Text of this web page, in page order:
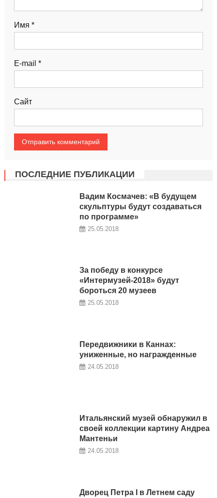
Имя *
E-mail *
Сайт
ПОСЛЕДНИЕ ПУБЛИКАЦИИ
Вадим Космачев: «В будущем
скульптуры будут создаваться
по программе»
25.05.2018
За победу в конкурсе
«Интермузей-2018» будут
бороться 20 музеев
25.05.2018
Передвижники в Каннах:
униженные, но награжденные
24.05.2018
Итальянский музей обнаружил в
своей коллекции картину Андреа
Мантеньи
24.05.2018
Дворец Петра I в Летнем саду